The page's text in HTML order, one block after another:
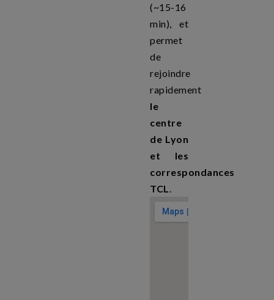
(~15-16
min), et
permet
de
rejoindre
rapidement
le
centre
de Lyon
et les
correspondances
TCL.